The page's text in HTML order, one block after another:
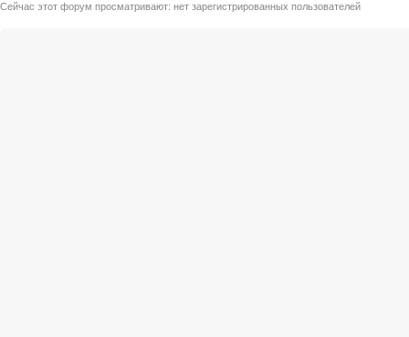
Сейчас этот форум просматривают: нет зарегистрированных пользователей